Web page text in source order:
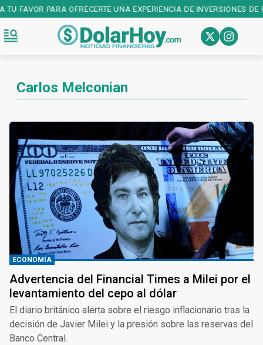
PARA OFRECERTE UNA EXPERIENCIA DE INVERSIONES DE
Carlos Melconian
ECONOMÍA
Advertencia del Financial Times a Milei por el
levantamiento del cepo al dólar
El diario británico alerta sobre el riesgo inflacionario tras la
decisión de Javier Milei y la presión sobre las reservas del
Banco Central.